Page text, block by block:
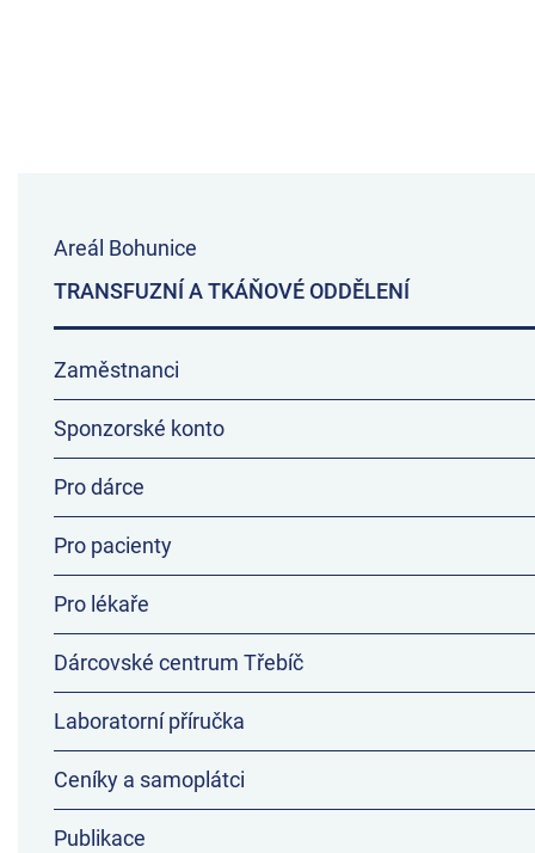
Areál Bohunice
TRANSFUZNÍ A TKÁŇOVÉ ODDĚLENÍ
Zaměstnanci
Sponzorské konto
Pro dárce
Pro pacienty
Pro lékaře
Dárcovské centrum Třebíč
Laboratorní příručka
Ceníky a samoplátci
Publikace